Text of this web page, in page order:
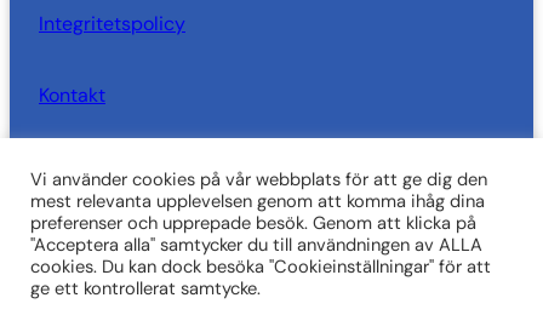
Integritetspolicy
Kontakt
SkrivarSidan behöver dig!
Vi är i behov att ekonomiskt stöd för att kunna fortsätta
driva sajten. Varje krona du ger i stöd används till
Vi använder cookies på vår webbplats för att ge dig den
mest relevanta upplevelsen genom att komma ihåg dina
preferenser och upprepade besök. Genom att klicka på
"Acceptera alla" samtycker du till användningen av ALLA
cookies. Du kan dock besöka "Cookieinställningar" för att
ge ett kontrollerat samtycke.